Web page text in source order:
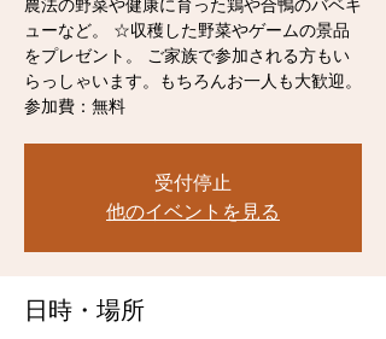
農法の野菜や健康に育った鶏や合鴨のバベキ
ューなど。 ☆収穫した野菜やゲームの景品
をプレゼント。 ご家族で参加される方もい
らっしゃいます。もちろんお一人も大歓迎。
参加費：無料
受付停止
他のイベントを見る
日時・場所